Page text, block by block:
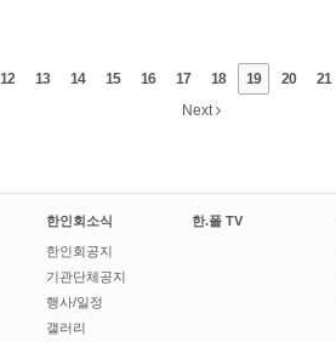
12 13 14 15 16 17 18 19 20 21
Next
한인회소식
한인회공지
기관단체공지
행사/일정
갤러리
한.폴 TV